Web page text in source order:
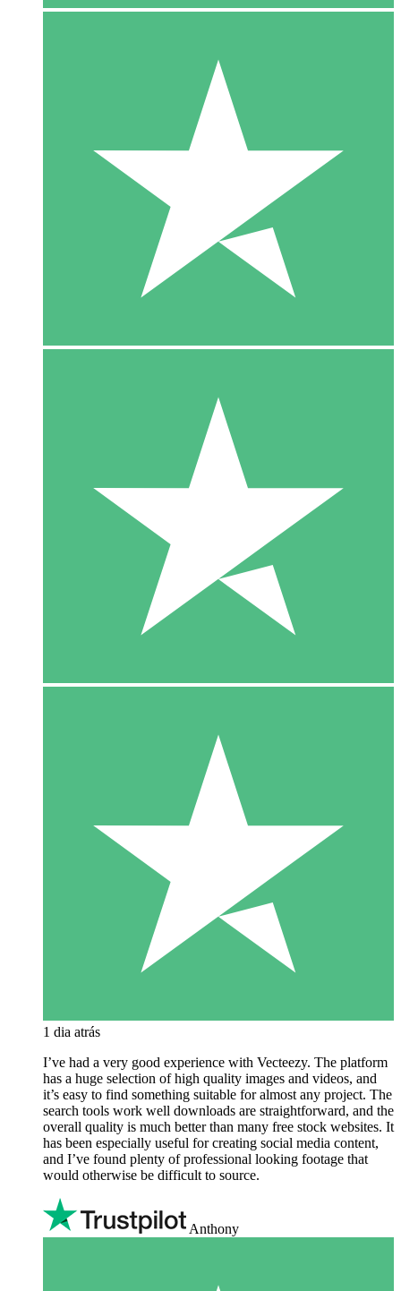
1 dia atrás
I’ve had a very good experience with Vecteezy. The platform
has a huge selection of high quality images and videos, and
it’s easy to find something suitable for almost any project. The
search tools work well downloads are straightforward, and the
overall quality is much better than many free stock websites. It
has been especially useful for creating social media content,
and I’ve found plenty of professional looking footage that
would otherwise be difficult to source.
Anthony